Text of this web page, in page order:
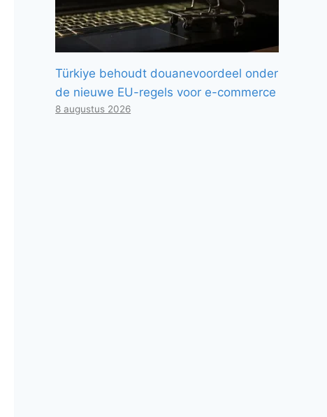
Türkiye behoudt douanevoordeel onder
de nieuwe EU-regels voor e-commerce
8 augustus 2026